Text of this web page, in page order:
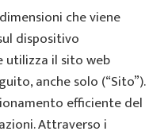
che viene
dispositivo
utilizza il sito web
anche solo (“Sito”).
efficiente del
Attraverso i